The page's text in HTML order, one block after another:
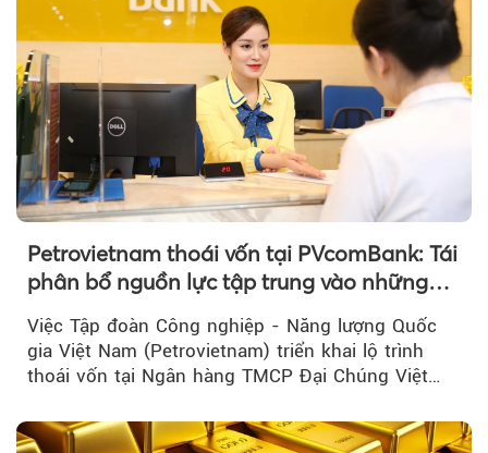
Petrovietnam thoái vốn tại PVcomBank: Tái
phân bổ nguồn lực tập trung vào những
Việc Tập đoàn Công nghiệp - Năng lượng Quốc
gia Việt Nam (Petrovietnam) triển khai lộ trình
thoái vốn tại Ngân hàng TMCP Đại Chúng Việt